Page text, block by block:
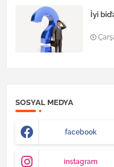
İyi
SOSYAL MEDYA
facebook
instagram